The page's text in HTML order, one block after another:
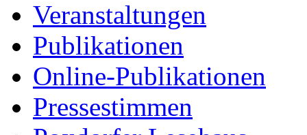
Veranstaltungen
Publikationen
Online-Publikationen
Pressestimmen